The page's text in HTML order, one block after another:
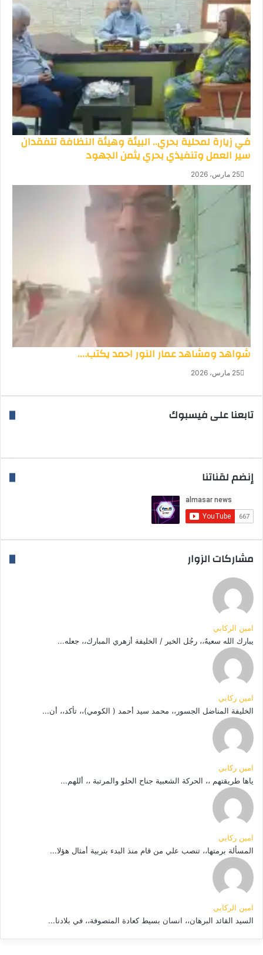
في زيارة لمحلية بحري.. البيئة وهيئة النظافة تتفقدان
سير العمل وتنفيذي بحري يثمن الجهود
25 مارس، 2026
شواهد ومشاهد عمار النور احمد يكتب….
25 مارس، 2026
تابعنا على فيسبوك
إنضم لقناتنا
مشاركات الزوار
امين الركابي
يبارك الله سعيهُ،، رجُل الخير / الخليفة أزهري المبارك،، جعله...
امين ركابي
الخليفة المناضل الجسور،، محمد سيد أحمد ( الكومي)،، تأكد،، أن...
امين ركابي
ياها طريقتهم ،، الحركة الشعبية جناح الحلو والمرتبة ،، أللهم...
امين ركابي
المسألة برمتها،، تنصب علي من قام منذ البدء بتربية أمثال هؤلا...
امين الركابي
السيد القائد البرهان،، انسان بسيط كعادة المتصوفة،، في بلادنا...